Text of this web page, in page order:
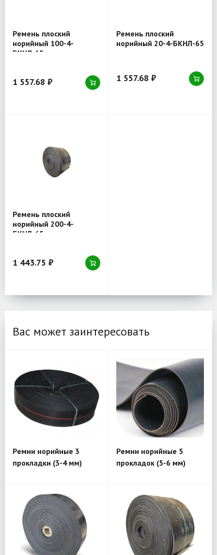
Ремень плоский
норийный 100-4-
БКНЛ-65
1 557.68 ₽
Ремень плоский
норийный 20-4-БКНЛ-65
1 557.68 ₽
Ремень плоский
норийный 200-4-
БКНЛ-65
1 443.75 ₽
Вас может заинтересовать
Ремни норийные 3
прокладки (3-4 мм)
Ремни норийные 5
прокладок (5-6 мм)